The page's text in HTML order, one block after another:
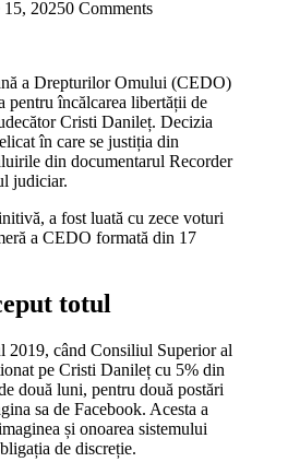
15, 20250 Comments
a Drepturilor Omului (CEDO)
pentru încălcarea libertății de
Cristi Danileț. Decizia
în care se justiția din
din documentarul Recorder
judiciar.
a fost luată cu zece voturi
a CEDO formată din 17
totul
2019, când Consiliul Superior al
pe Cristi Danileț cu 5% din
două luni, pentru două postări
sa de Facebook. Acesta a
și onoarea sistemului
de discreție.